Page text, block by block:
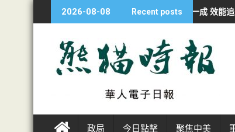
k
2026-08-08 Recent posts
濟學人：華AI投資不足美一成 效能追美前沿九成 非洲各国
政局 今日點擊 聚焦中美